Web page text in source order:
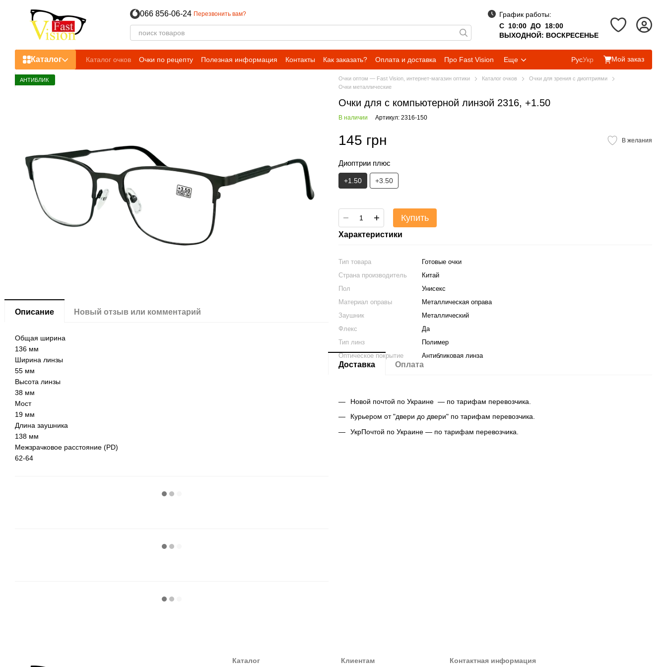
066 856-06-24 Перезвонить вам?
График работы:
С 10:00 ДО 18:00
ВЫХОДНОЙ: ВОСКРЕСЕНЬЕ
Каталог Каталог очков Очки по рецепту Полезная информация Контакты Как заказать? Оплата и доставка Про Fast Vision Еще РусУкр Мой заказ
АНТИБЛИК
Описание Новый отзыв или комментарий
Общая ширина
136 мм
Ширина линзы
55 мм
Высота линзы
38 мм
Мост
19 мм
Длина заушника
138 мм
Межзрачковое расстояние (PD)
62-64
Очки оптом — Fast Vision, интернет-магазин оптики Каталог очков
Очки для зрения с диоптриями
Очки металлические
Очки для с компьютерной линзой 2316, +1.50
В наличии Артикул: 2316-150
145 грн В желания
Диоптрии плюс
+1.50 +3.50
Купить
Характеристики
Тип товара
Готовые очки
Страна производитель
Китай
Пол
Унисекс
Материал оправы
Металлическая оправа
Заушник
Металлический
Флекс
Да
Тип линз
Полимер
Оптическое покрытие
Антибликовая линза
Доставка Оплата
Новой почтой по Украине — по тарифам перевозчика.
Курьером от "двери до двери" по тарифам перевозчика.
УкрПочтой по Украине — по тарифам перевозчика.
Каталог Клиентам Контактная информация